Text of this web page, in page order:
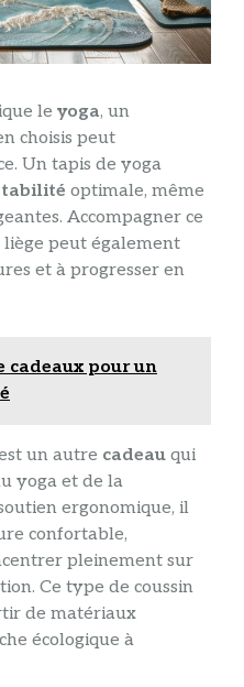
le yoga, un
choisis peut
Un tapis de yoga
optimale, même
Accompagner ce
liège peut également
et à progresser en
cadeaux pour un
un autre cadeau qui
yoga et de la
ergonomique, il
confortable,
pleinement sur
Ce type de coussin
de matériaux
écologique à